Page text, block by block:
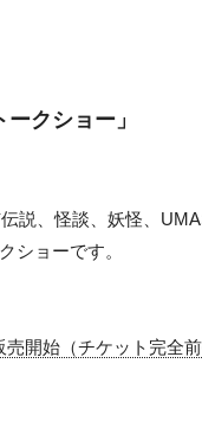
クショー」
説、怪談、妖怪、
ショーです。
開始（チケット完全